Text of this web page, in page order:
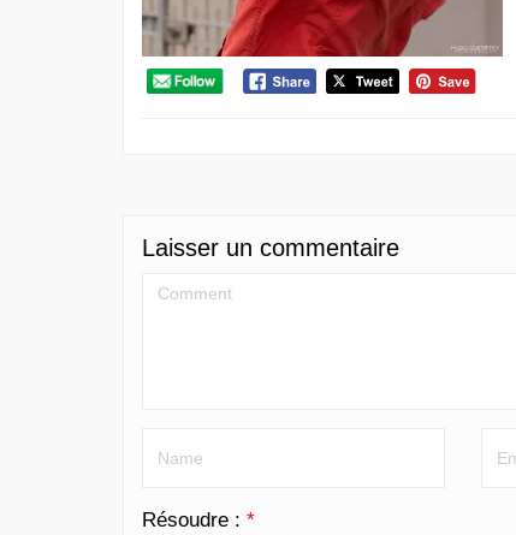
Laisser un commentaire
Résoudre : *